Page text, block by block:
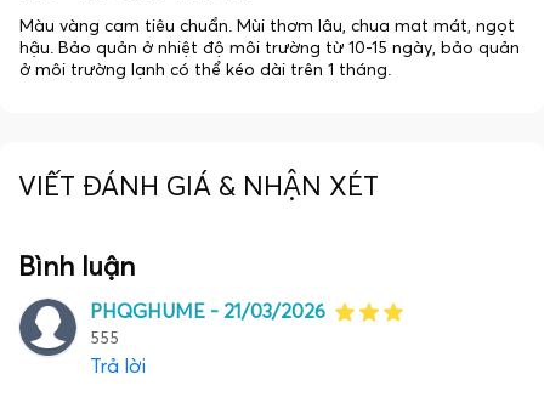
Màu vàng cam tiêu chuẩn. Mùi thơm lâu, chua mat mát, ngọt
hậu. Bảo quản ở nhiệt độ môi trường từ 10-15 ngày, bảo quản
ở môi trường lạnh có thể kéo dài trên 1 tháng.
VIẾT ĐÁNH GIÁ & NHẬN XÉT
Bình luận
PHQGHUME - 21/03/2026
555
Trả lời